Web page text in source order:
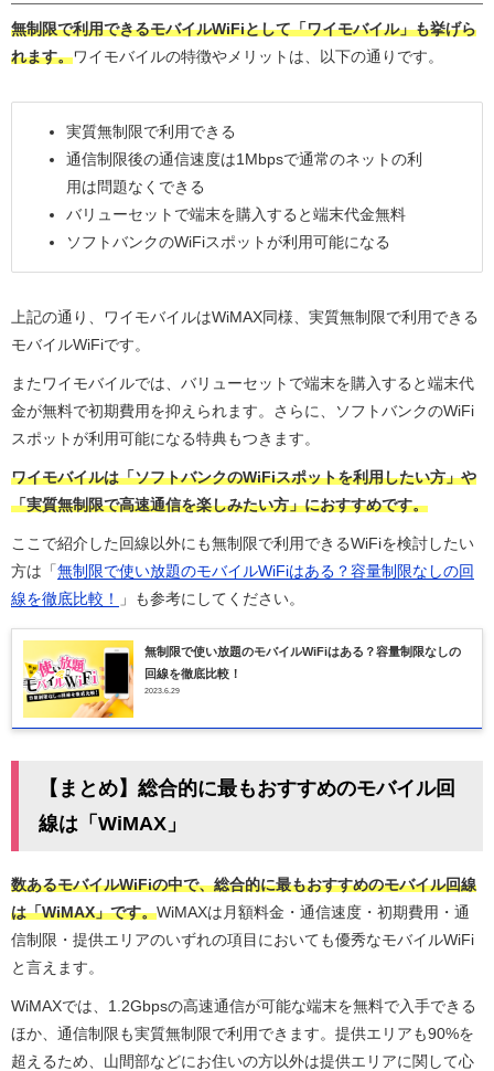
無制限で利用できるモバイルWiFiとして「ワイモバイル」も挙げら
れます。ワイモバイルの特徴やメリットは、以下の通りです。
実質無制限で利用できる
通信制限後の通信速度は1Mbpsで通常のネットの利
用は問題なくできる
バリューセットで端末を購入すると端末代金無料
ソフトバンクのWiFiスポットが利用可能になる
上記の通り、ワイモバイルはWiMAX同様、実質無制限で利用できる
モバイルWiFiです。
またワイモバイルでは、バリューセットで端末を購入すると端末代
金が無料で初期費用を抑えられます。さらに、ソフトバンクのWiFi
スポットが利用可能になる特典もつきます。
ワイモバイルは「ソフトバンクのWiFiスポットを利用したい方」や
「実質無制限で高速通信を楽しみたい方」におすすめです。
ここで紹介した回線以外にも無制限で利用できるWiFiを検討したい
方は「 無制限で使い放題のモバイルWiFiはある？容量制限なしの回
線を徹底比較！
」も参考にしてください。
無制限で使い放題のモバイルWiFiはある？容量制限なしの
回線を徹底比較！
2023.6.29
【まとめ】総合的に最もおすすめのモバイル回
線は「WiMAX」
数あるモバイルWiFiの中で、総合的に最もおすすめのモバイル回線
は「WiMAX」です。WiMAXは月額料金・通信速度・初期費用・通
信制限・提供エリアのいずれの項目においても優秀なモバイルWiFi
と言えます。
WiMAXでは、1.2Gbpsの高速通信が可能な端末を無料で入手できる
ほか、通信制限も実質無制限で利用できます。提供エリアも90%を
超えるため、山間部などにお住いの方以外は提供エリアに関して心